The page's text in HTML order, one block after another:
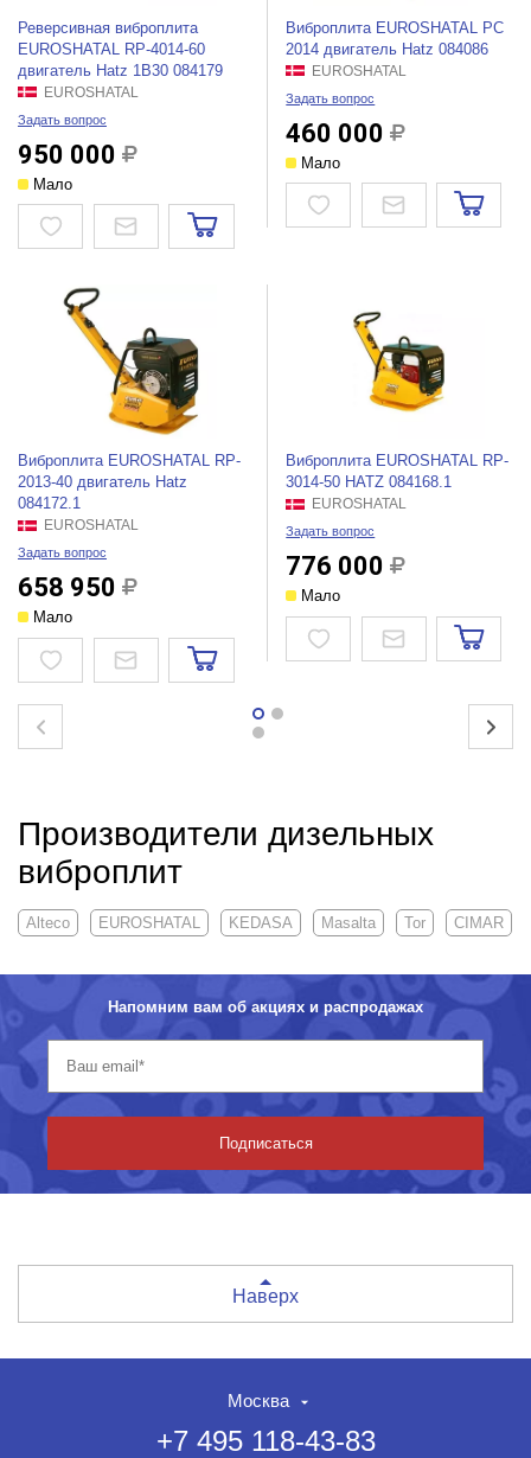
Реверсивная виброплита
EUROSHATAL RP-4014-60
двигатель Hatz 1B30 084179
EUROSHATAL
Задать вопрос
950 000
Мало
Виброплита EUROSHATAL РС
2014 двигатель Hatz 084086
EUROSHATAL
Задать вопрос
460 000
Мало
Виброплита EUROSHATAL RP-
2013-40 двигатель Hatz
084172.1
EUROSHATAL
Задать вопрос
658 950
Мало
Виброплита EUROSHATAL RP-
3014-50 HATZ 084168.1
EUROSHATAL
Задать вопрос
776 000
Мало
Производители дизельных
виброплит
Alteco EUROSHATAL KEDASA Masalta Tor CIMAR
Напомним вам об акциях и распродажах
Подписаться
Наверх
Москва
+7 495 118-43-83